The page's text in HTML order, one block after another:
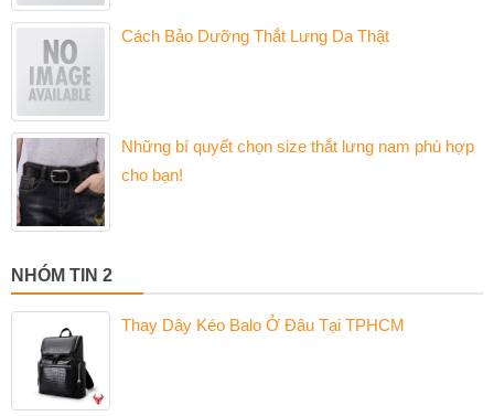
Cách Bảo Dưỡng Thắt Lưng Da Thật
Những bí quyết chọn size thắt lưng nam phù hợp
cho bạn!
NHÓM TIN 2
Thay Dây Kéo Balo Ở Đâu Tại TPHCM